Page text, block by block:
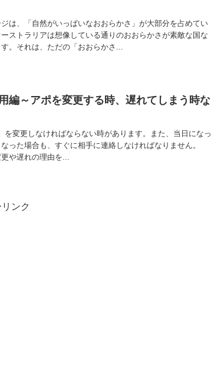
は、「自然がいっぱいなおおらかさ」が大部分を占めてい
ストラリアは想像している通りのおおらかさが素敵な国な
。それは、ただの「おおらかさ...
編～アポを変更する時、遅れてしまう時な
を変更しなければならない時があります。また、当日になっ
った場合も、すぐに相手に連絡しなければなりません。
や遅れの理由を...
ンク